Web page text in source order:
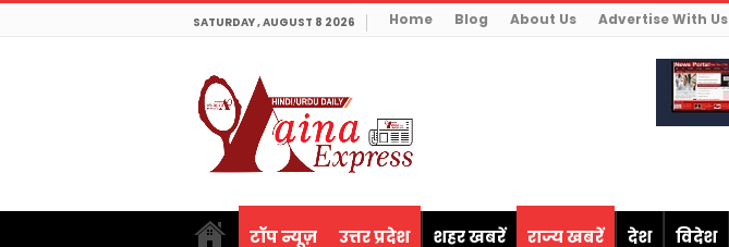
SATURDAY , AUGUST 8 2026 Home Blog About Us Advertise With Us
टॉप न्यूज़ उत्तर प्रदेश शहर खबरें राज्य खबरें देश विदेश